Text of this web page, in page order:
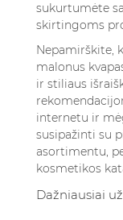
sukurtumėte
skirtingoms
Nepamirškite,
malonus
ir stiliaus
internetu ir
susipažinti su
asortimentu,
kosmetikos
Dažniausiai